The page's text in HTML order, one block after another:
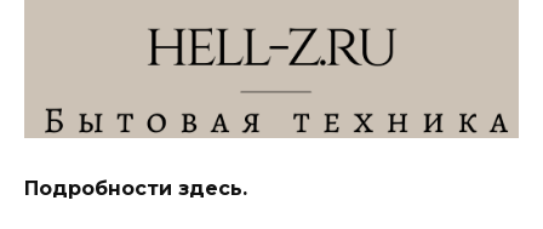
Подробности здесь.